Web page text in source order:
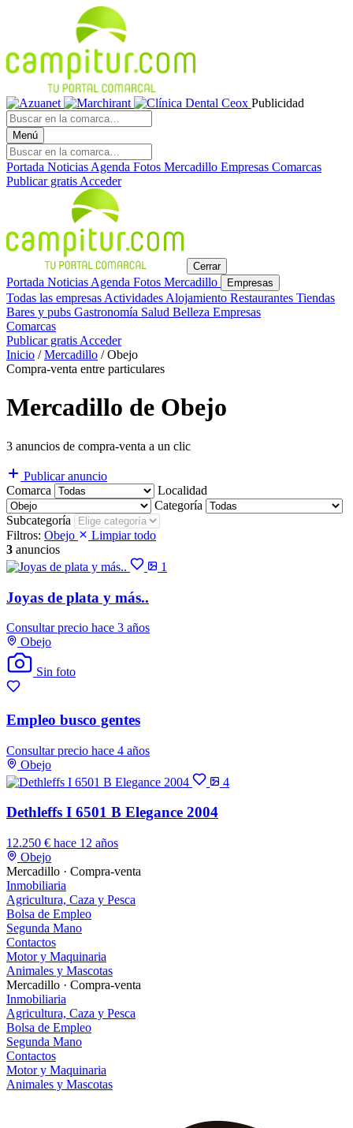
Publicidad
Menú
Portada Noticias Agenda Fotos Mercadillo Empresas Comarcas
Publicar gratis Acceder
Cerrar
Portada Noticias Agenda Fotos Mercadillo Empresas
Todas las empresas Actividades Alojamiento Restaurantes Tiendas
Bares y pubs Gastronomía Salud Belleza Empresas
Comarcas
Publicar gratis Acceder
Inicio / Mercadillo / Obejo
Compra-venta entre particulares
Mercadillo de Obejo
3 anuncios de compra-venta a un clic
Publicar anuncio
Comarca
Localidad
Categoría
Subcategoría
Filtros: Obejo
Limpiar todo
3 anuncios
1
Joyas de plata y más..
Consultar precio hace 3 años
Obejo
Sin foto
Empleo busco gentes
Consultar precio hace 4 años
Obejo
4
Dethleffs I 6501 B Elegance 2004
12.250 € hace 12 años
Obejo
Mercadillo · Compra-venta
Inmobiliaria
Agricultura, Caza y Pesca
Bolsa de Empleo
Segunda Mano
Contactos
Motor y Maquinaria
Animales y Mascotas
Mercadillo · Compra-venta
Inmobiliaria
Agricultura, Caza y Pesca
Bolsa de Empleo
Segunda Mano
Contactos
Motor y Maquinaria
Animales y Mascotas